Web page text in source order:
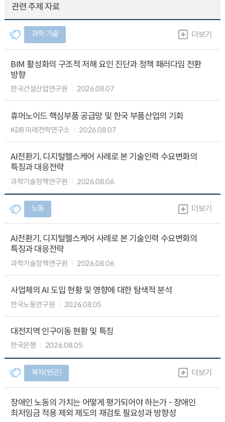
관련 주제 자료
과학∙기술 더보기
BIM 활성화의 구조적 저해 요인 진단과 정책 패러다임 전환
방향
한국건설산업연구원 2026.08.07
휴머노이드 핵심부품 공급망 및 한국 부품산업의 기회
KDB 미래전략연구소 2026.08.07
AI전환기, 디지털헬스케어 사례로 본 기술인력 수요변화의
특징과 대응전략
과학기술정책연구원 2026.08.06
노동 더보기
AI전환기, 디지털헬스케어 사례로 본 기술인력 수요변화의
특징과 대응전략
과학기술정책연구원 2026.08.06
사업체의 AI 도입 현황 및 영향에 대한 탐색적 분석
한국노동연구원 2026.08.05
대전지역 인구이동 현황 및 특징
한국은행 2026.08.05
복지(빈곤) 더보기
장애인 노동의 가치는 어떻게 평가되어야 하는가 - 장애인
최저임금 적용 제외 제도의 재검토 필요성과 방향성